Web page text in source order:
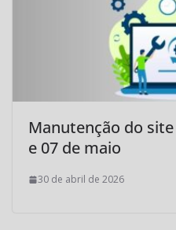
Manutenção do
e 07 de maio
30 de abril de 2026